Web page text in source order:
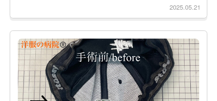
2025.05.21